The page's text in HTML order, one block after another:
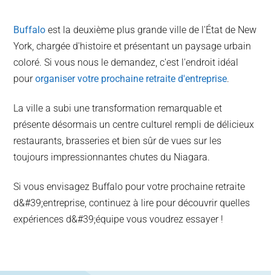
Buffalo est la deuxième plus grande ville de l'État de New
York, chargée d'histoire et présentant un paysage urbain
coloré. Si vous nous le demandez, c'est l'endroit idéal
pourorganiser votre prochaine retraite d'entreprise.
La ville a subi une transformation remarquable et
présente désormais un centre culturel rempli de délicieux
restaurants, brasseries et bien sûr de vues sur les
toujours impressionnantes chutes du Niagara.
Si vous envisagez Buffalo pour votre prochaine retraite
d&#39;entreprise, continuez à lire pour découvrir quelles
expériences d&#39;équipe vous voudrez essayer !